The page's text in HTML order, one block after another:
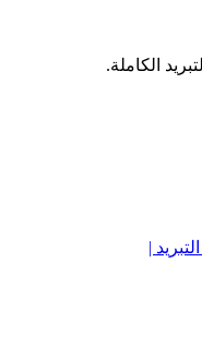
الكاملة.
|